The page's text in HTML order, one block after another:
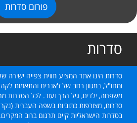
פורום סדרות
סדרות
סדרות הינו אתר המציע חווית צפייה ישירה
ומחו"ל, במגוון רחב של ז'אנרים והתאמות
משפחה, ילדים, גיל הרך ועוד. לכל הסדרות
סדרות, מצורפות כתוביות בשפה העברית
בסדרות הישראליות קיים תרגום ברוב